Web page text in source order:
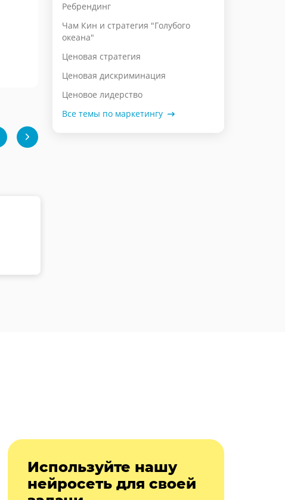
Ребрендинг
Чам Кин и стратегия "Голубого
океана"
Ценовая стратегия
Ценовая дискриминация
Ценовое лидерство
Все темы по маркетингу
Используйте нашу
нейросеть для своей